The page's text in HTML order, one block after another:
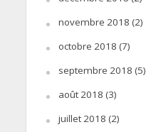
novembre 2018 (2)
octobre 2018 (7)
septembre 2018 (5)
août 2018 (3)
juillet 2018 (2)